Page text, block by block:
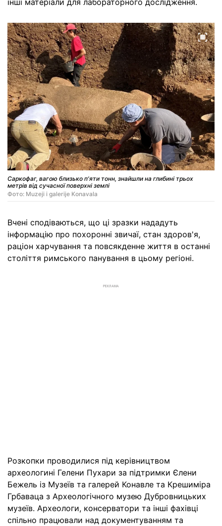
інші матеріали для лабораторного дослідження.
Саркофаг, вагою близько п'яти тонн, знайшли на глибині трьох
метрів від сучасної поверхні землі
Фото: Muzeji i galerije Konavala
Вчені сподіваються, що ці зразки нададуть
інформацію про похоронні звичаї, стан здоров'я,
раціон харчування та повсякденне життя в останні
століття римського панування в цьому регіоні.
РЕКЛАМА
Розкопки проводилися під керівництвом
археологині Гелени Пухари за підтримки Єлени
Бежель із Музеїв та галерей Конавле та Крешиміра
Грбаваца з Археологічного музею Дубровницьких
музеїв. Археологи, консерватори та інші фахівці
спільно працювали над документуванням та